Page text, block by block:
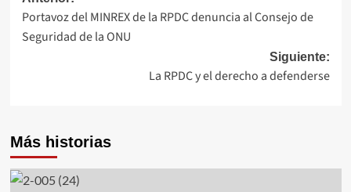
de
entradas
Portavoz del MINREX de la RPDC denuncia al Consejo de
Seguridad de la ONU
Siguiente:
La RPDC y el derecho a defenderse
Más historias